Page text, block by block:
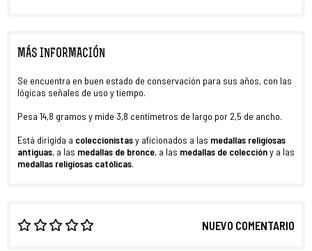
MÁS INFORMACIÓN
Se encuentra en buen estado de conservación para sus años, con las
lógicas señales de uso y tiempo.
Pesa 14,8 gramos y mide 3,8 centímetros de largo por 2,5 de ancho.
Está dirigida a coleccionistasy aficionados a las medallas religiosas
antiguas, a las medallas de bronce, a las medallas de coleccióny a las
medallas religiosas católicas.
NUEVO COMENTARIO